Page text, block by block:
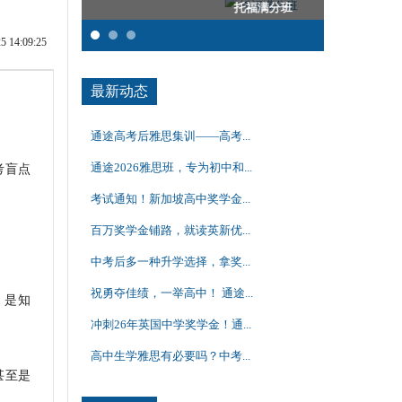
14:09:25
盲点
知
是
最新动态
通途高考后雅思集训——高考...
通途2026雅思班，专为初中和...
考试通知！新加坡高中奖学金...
百万奖学金铺路，就读英新优...
中考后多一种升学选择，拿奖...
祝勇夺佳绩，一举高中！ 通途...
冲刺26年英国中学奖学金！通...
高中生学雅思有必要吗？中考...